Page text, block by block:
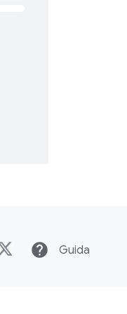
help Guida